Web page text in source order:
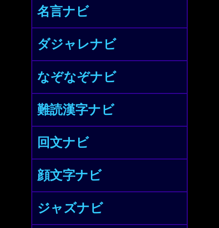
名言ナビ
ダジャレナビ
なぞなぞナビ
難読漢字ナビ
回文ナビ
顔文字ナビ
ジャズナビ